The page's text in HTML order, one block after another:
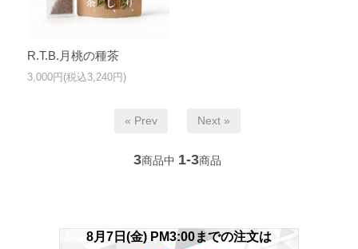
R.T.B.月桃の種茶
3,000円(税込3,240円)
« Prev Next »
3商品中 1-3商品